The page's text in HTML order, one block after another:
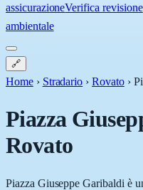
assicurazioneVerifica revisione
ambientale
🔗
Home › Stradario › Rovato ›
Piazza
Rovato
Piazza Giuseppe Garibaldi è